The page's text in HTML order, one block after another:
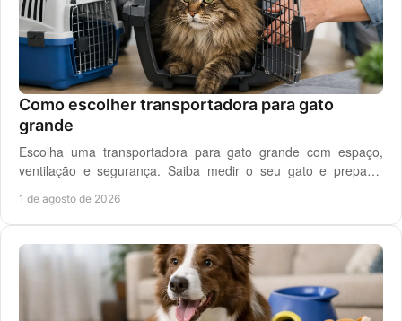
Como escolher transportadora para gato
grande
Escolha uma transportadora para gato grande com espaço,
ventilação e segurança. Saiba medir o seu gato e preparar
1 de agosto de 2026